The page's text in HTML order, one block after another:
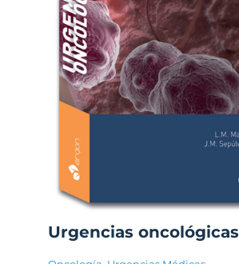
Urgencias oncológicas